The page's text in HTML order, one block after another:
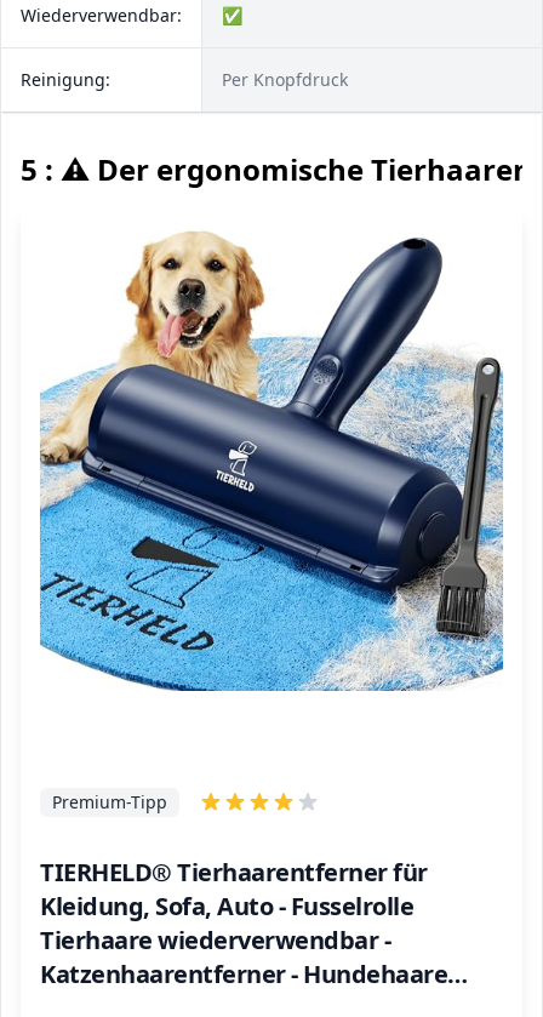
Wiederverwendbar: ✅
Reinigung: Per Knopfdruck
5 : ⚠️ Der ergonomische
TIERHELD® Tierhaarentferner für
Kleidung, Sofa, Auto - Fusselrolle
Tierhaare wiederverwendbar -
Katzenhaarentferner - Hundehaare
Premium-Tipp